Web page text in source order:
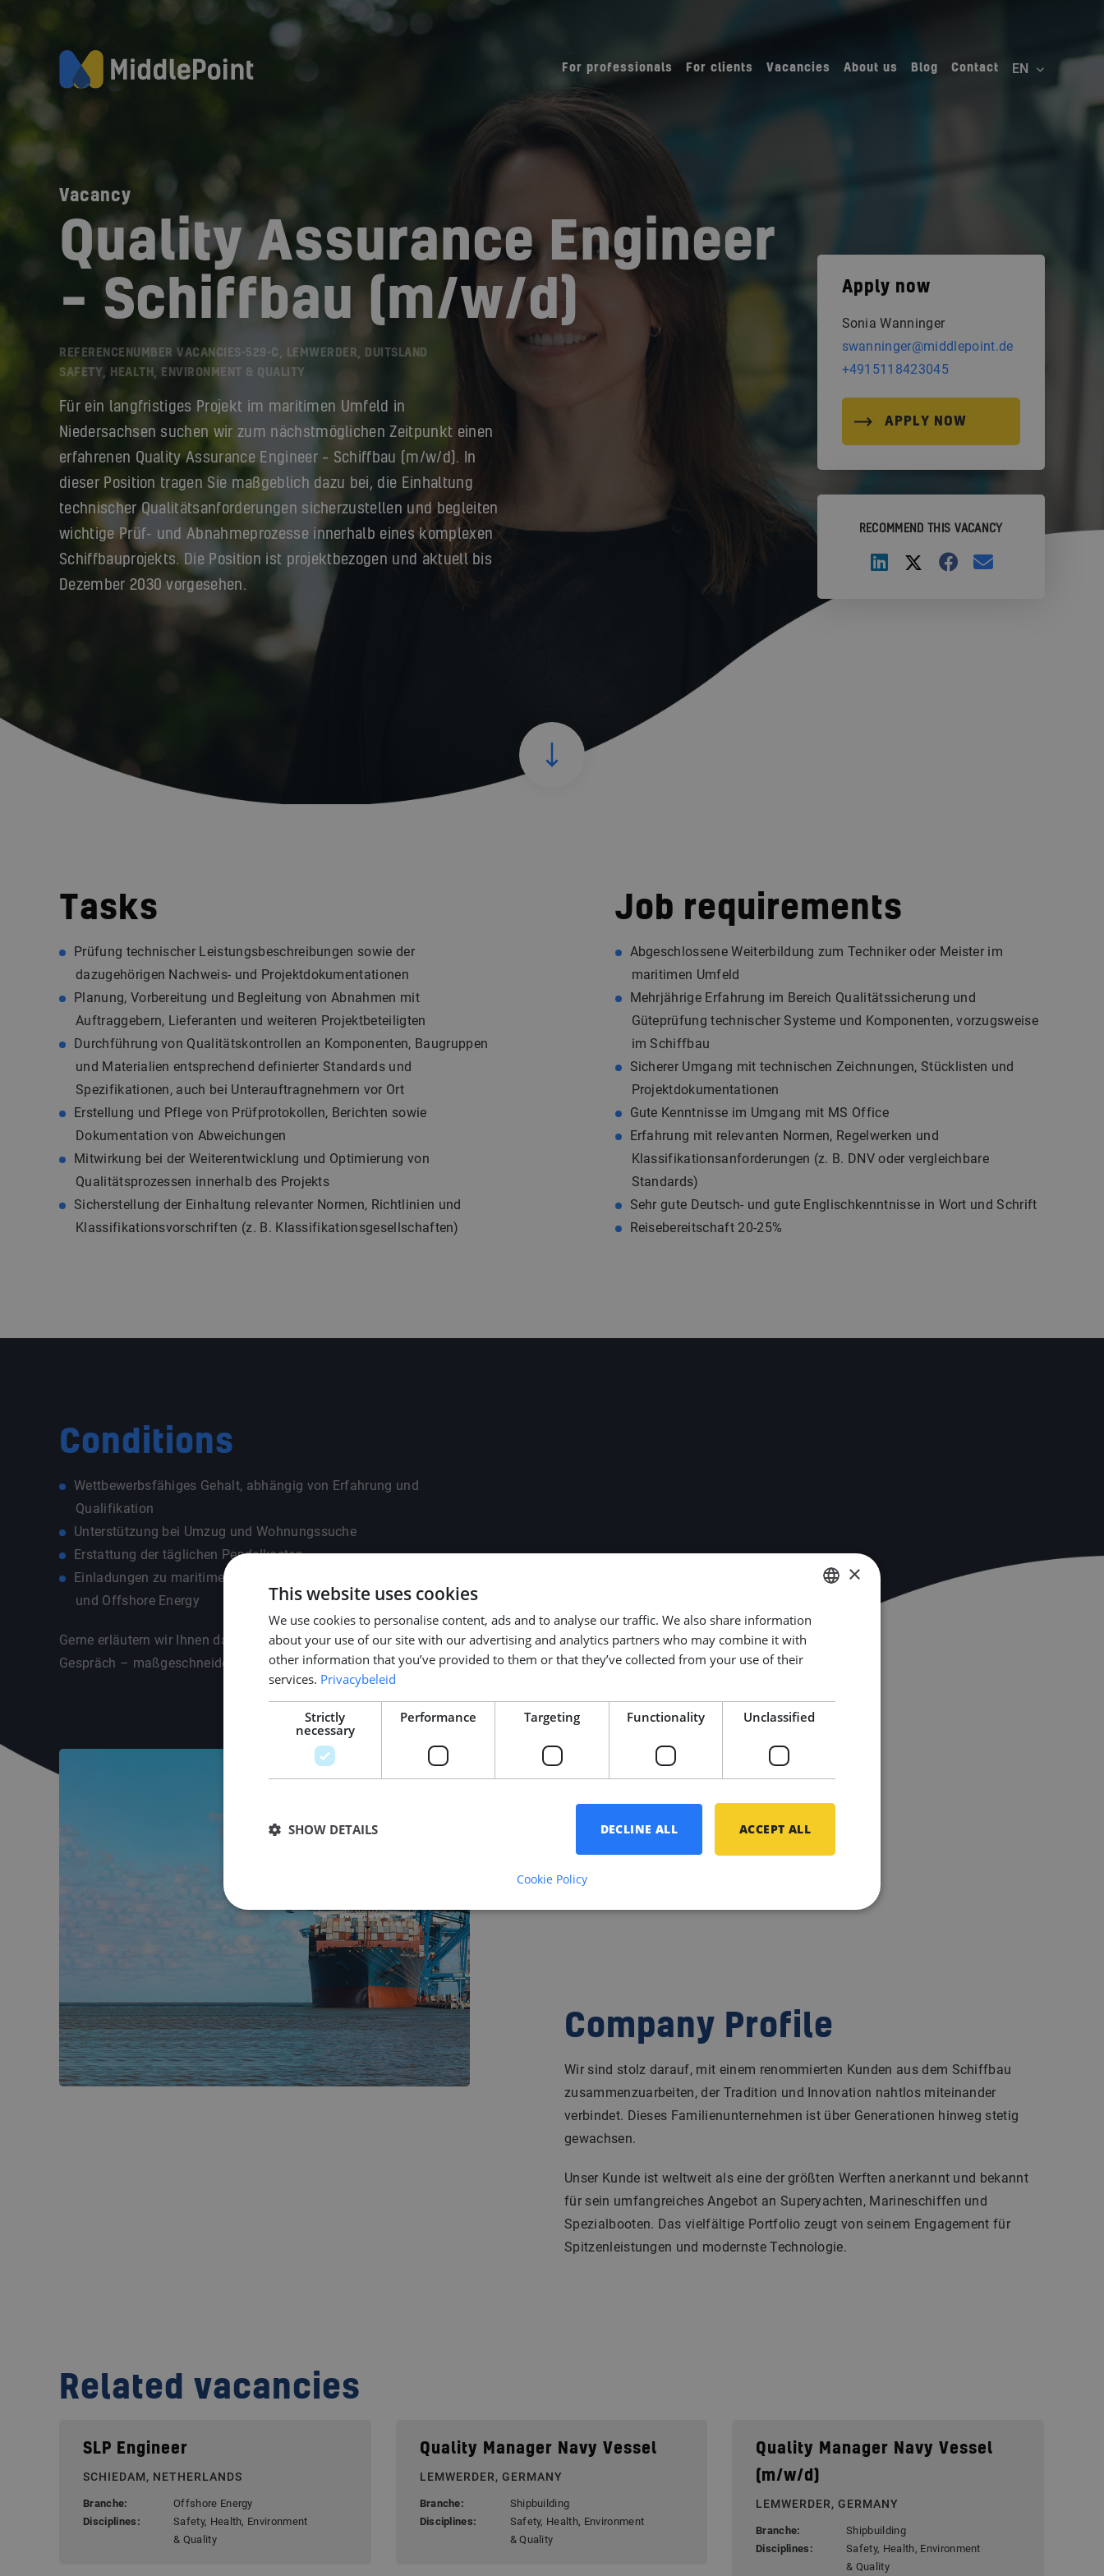
For professionals For clients Vacancies About us Blog Contact
Vacancy
Quality Assurance Engineer
– Schiffbau (m/w/d)
REFERENCENUMBER VACANCIES-529-C, LEMWERDER, DUITSLAND
SAFETY, HEALTH, ENVIRONMENT & QUALITY
Für ein langfristiges Projekt im maritimen Umfeld in
Niedersachsen suchen wir zum nächstmöglichen Zeitpunkt einen
erfahrenen Quality Assurance Engineer – Schiffbau (m/w/d). In
dieser Position tragen Sie maßgeblich dazu bei, die Einhaltung
technischer Qualitätsanforderungen sicherzustellen und begleiten
wichtige Prüf- und Abnahmeprozesse innerhalb eines komplexen
Schiffbauprojekts. Die Position ist projektbezogen und aktuell bis
Dezember 2030 vorgesehen.
Apply now
Sonia Wanninger
swanninger@middlepoint.de
+4915118423045
APPLY NOW
RECOMMEND THIS VACANCY
Tasks
Prüfung technischer Leistungsbeschreibungen sowie der
dazugehörigen Nachweis- und Projektdokumentationen
Planung, Vorbereitung und Begleitung von Abnahmen mit
Auftraggebern, Lieferanten und weiteren Projektbeteiligten
Durchführung von Qualitätskontrollen an Komponenten, Baugruppen
und Materialien entsprechend definierter Standards und
Spezifikationen, auch bei Unterauftragnehmern vor Ort
Erstellung und Pflege von Prüfprotokollen, Berichten sowie
Dokumentation von Abweichungen
Mitwirkung bei der Weiterentwicklung und Optimierung von
Qualitätsprozessen innerhalb des Projekts
Sicherstellung der Einhaltung relevanter Normen, Richtlinien und
Klassifikationsvorschriften (z. B. Klassifikationsgesellschaften)
Job requirements
Abgeschlossene Weiterbildung zum Techniker oder Meister im
maritimen Umfeld
Mehrjährige Erfahrung im Bereich Qualitätssicherung und
Güteprüfung technischer Systeme und Komponenten, vorzugsweise
im Schiffbau
Sicherer Umgang mit technischen Zeichnungen, Stücklisten und
Projektdokumentationen
Gute Kenntnisse im Umgang mit MS Office
Erfahrung mit relevanten Normen, Regelwerken und
Klassifikationsanforderungen (z. B. DNV oder vergleichbare
Standards)
Sehr gute Deutsch- und gute Englischkenntnisse in Wort und Schrift
Reisebereitschaft 20-25%
Conditions
Wettbewerbsfähiges Gehalt, abhängig von Erfahrung und
Qualifikation
Unterstützung bei Umzug und Wohnungssuche
Erstattung der täglichen Pendelkosten
Einladungen zu maritimen Branchenevents wie METSTRADE, SMM
und Offshore Energy
Gerne erläutern wir Ihnen das Gesamtpaket in einem persönlichen
Gespräch – maßgeschneidert auf Ihre individuelle Situation.
Company Profile
Wir sind stolz darauf, mit einem renommierten Kunden aus dem Schiffbau
zusammenzuarbeiten, der Tradition und Innovation nahtlos miteinander
verbindet. Dieses Familienunternehmen ist über Generationen hinweg stetig
gewachsen.
Unser Kunde ist weltweit als eine der größten Werften anerkannt und bekannt
für sein umfangreiches Angebot an Superyachten, Marineschiffen und
Spezialbooten. Das vielfältige Portfolio zeugt von seinem Engagement für
Spitzenleistungen und modernste Technologie.
Related vacancies
SLP Engineer
SCHIEDAM, NETHERLANDS
Branche:
Offshore Energy
Disciplines:
Safety, Health, Environment
& Quality
Quality Manager Navy Vessel
LEMWERDER, GERMANY
Branche:
Shipbuilding
Disciplines:
Safety, Health, Environment
& Quality
Quality Manager Navy Vessel
(m/w/d)
LEMWERDER, GERMANY
Branche:
Shipbuilding
Disciplines:
Safety, Health, Environment
& Quality
DUTCH
×
This website uses cookies
We use cookies to personalise content, ads and to analyse our traffic. We also share information
about your use of our site with our advertising and analytics partners who may combine it with
other information that you’ve provided to them or that they’ve collected from your use of their
services. Privacybeleid
Strictly
necessary
Performance Targeting Functionality Unclassified
ACCEPT ALL
DECLINE ALL
SHOW DETAILS
Cookie Policy